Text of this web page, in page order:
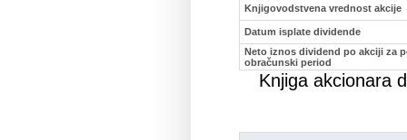
Knjigovodstvena vrednost akcije
Datum isplate dividende
Neto iznos dividend po akciji za
obračunski period
Knjiga akcionara